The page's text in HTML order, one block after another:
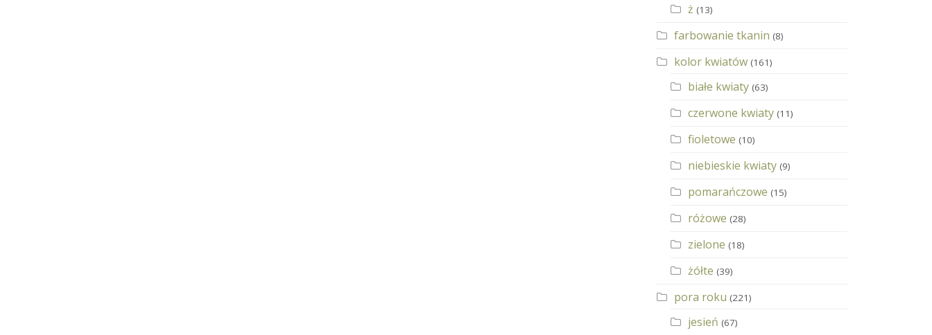
ż (13)
farbowanie tkanin (8)
kolor kwiatów (161)
białe kwiaty (63)
czerwone kwiaty (11)
fioletowe (10)
niebieskie kwiaty (9)
pomarańczowe (15)
różowe (28)
zielone (18)
żółte (39)
pora roku (221)
jesień (67)